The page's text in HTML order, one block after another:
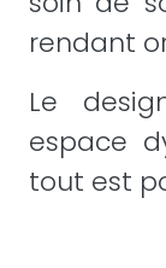
rendant
Le
espace
tout est